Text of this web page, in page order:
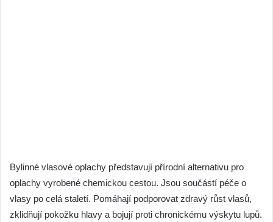
Bylinné vlasové oplachy představují přírodní alternativu pro
oplachy vyrobené chemickou cestou. Jsou součástí péče o
vlasy po celá staletí. Pomáhají podporovat zdravý růst vlasů,
zklidňují pokožku hlavy a bojují proti chronickému výskytu lupů.